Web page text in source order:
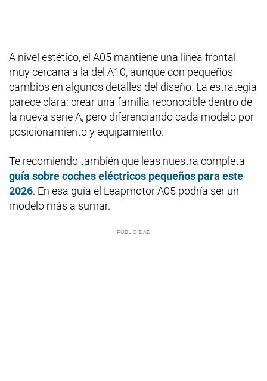
A nivel estético, el A05 mantiene una línea frontal
muy cercana a la del A10, aunque con pequeños
cambios en algunos detalles del diseño. La estrategia
parece clara: crear una familia reconocible dentro de
la nueva serie A, pero diferenciando cada modelo por
posicionamiento y equipamiento.
Te recomiendo también que leas nuestra completa
guía sobre coches eléctricos pequeños para este
2026. En esa guía el Leapmotor A05 podría ser un
modelo más a sumar.